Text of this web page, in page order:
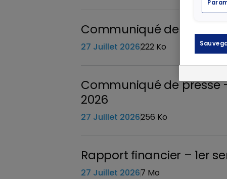
Communiqué de presse
27 Juillet 2026222 Ko
Communiqué de presse
2026
27 Juillet 2026256 Ko
Rapport financier – 1er
27 Juillet 20267 Mo